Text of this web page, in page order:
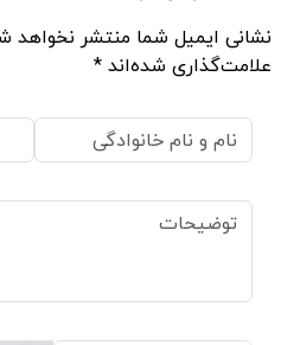
نشانی ایمیل شما منتشر نخواهد
علامت‌گذاری شده‌اند *